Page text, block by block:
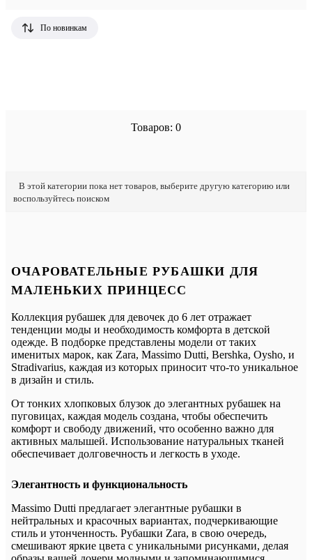
Товаров: 0
По новинкам
В этой категории пока нет товаров, выберите другую категорию или
воспользуйтесь поиском
ОЧАРОВАТЕЛЬНЫЕ РУБАШКИ ДЛЯ
МАЛЕНЬКИХ ПРИНЦЕСС
Коллекция рубашек для девочек до 6 лет отражает
тенденции моды и необходимость комфорта в детской
одежде. В подборке представлены модели от таких
именитых марок, как Zara, Massimo Dutti, Bershka, Oysho, и
Stradivarius, каждая из которых приносит что-то уникальное
в дизайн и стиль.
От тонких хлопковых блузок до элегантных рубашек на
пуговицах, каждая модель создана, чтобы обеспечить
комфорт и свободу движений, что особенно важно для
активных малышей. Использование натуральных тканей
обеспечивает долговечность и легкость в уходе.
Элегантность и функциональность
Massimo Dutti предлагает элегантные рубашки в
нейтральных и красочных вариантах, подчеркивающие
стиль и утонченность. Рубашки Zara, в свою очередь,
смешивают яркие цвета с уникальными рисунками, делая